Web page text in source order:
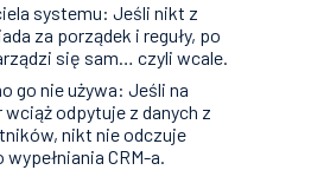
systemu: Jeśli nikt z
za porządek i reguły, po
się sam… czyli wcale.
go nie używa: Jeśli na
odpytuje z danych z
nikt nie odczuje
CRM-a.